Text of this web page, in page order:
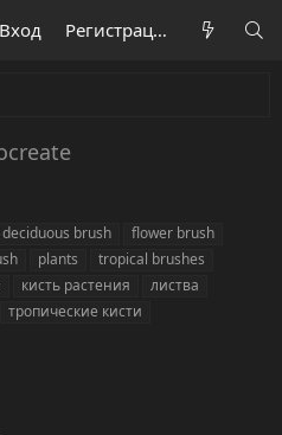
Вход Регистрация
deciduous brush
flower brush
plants
tropical brushes
кисть растения
листва
тропические кисти